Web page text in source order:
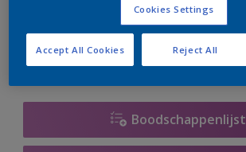
er hard aan om de voorraad aan te vullen.
Boodschappenlijst
Cookies Settings
Reject All
Accept All Cookies